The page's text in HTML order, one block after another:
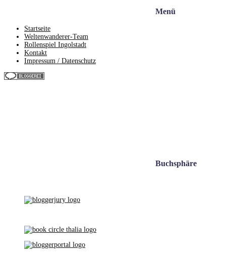
Menü
Startseite
Weltenwanderer-Team
Rollenspiel Ingolstadt
Kontakt
Impressum / Datenschutz
Buchsphäre